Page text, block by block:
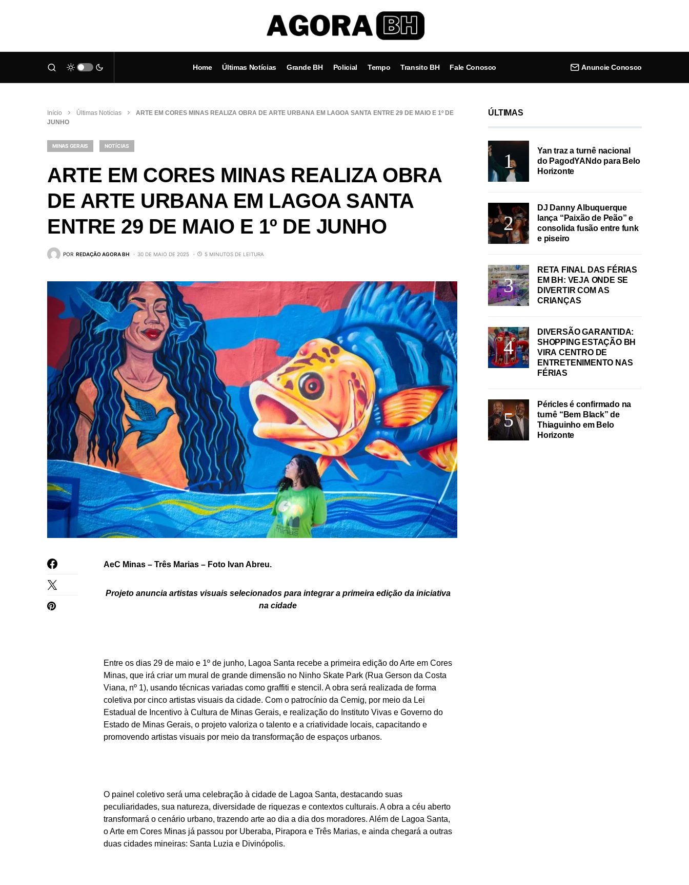
Home Últimas Notícias Grande BH Policial Tempo Transito BH Fale Conosco Anuncie Conosco
Início Últimas Notícias
ARTE EM CORES MINAS REALIZA OBRA DE ARTE URBANA EM LAGOA SANTA ENTRE 29 DE MAIO E 1º DE
JUNHO
MINAS GERAIS NOTÍCIAS
ARTE EM CORES MINAS REALIZA OBRA
DE ARTE URBANA EM LAGOA SANTA
ENTRE 29 DE MAIO E 1º DE JUNHO
POR REDAÇÃO AGORA BH 30 DE MAIO DE 2025 5 MINUTOS DE LEITURA
AeC Minas – Três Marias – Foto Ivan Abreu.
Projeto anuncia artistas visuais selecionados para integrar a primeira edição da iniciativa
na cidade
Entre os dias 29 de maio e 1º de junho, Lagoa Santa recebe a primeira edição do Arte em Cores
Minas, que irá criar um mural de grande dimensão no Ninho Skate Park (Rua Gerson da Costa
Viana, nº 1), usando técnicas variadas como graffiti e stencil. A obra será realizada de forma
coletiva por cinco artistas visuais da cidade. Com o patrocínio da Cemig, por meio da Lei
Estadual de Incentivo à Cultura de Minas Gerais, e realização do Instituto Vivas e Governo do
Estado de Minas Gerais, o projeto valoriza o talento e a criatividade locais, capacitando e
promovendo artistas visuais por meio da transformação de espaços urbanos.
O painel coletivo será uma celebração à cidade de Lagoa Santa, destacando suas
peculiaridades, sua natureza, diversidade de riquezas e contextos culturais. A obra a céu aberto
transformará o cenário urbano, trazendo arte ao dia a dia dos moradores. Além de Lagoa Santa,
o Arte em Cores Minas já passou por Uberaba, Pirapora e Três Marias, e ainda chegará a outras
duas cidades mineiras: Santa Luzia e Divinópolis.
ÚLTIMAS
Yan traz a turnê nacional
do PagodYANdo para Belo
Horizonte
DJ Danny Albuquerque
lança “Paixão de Peão” e
consolida fusão entre funk
e piseiro
RETA FINAL DAS FÉRIAS
EM BH: VEJA ONDE SE
DIVERTIR COM AS
CRIANÇAS
DIVERSÃO GARANTIDA:
SHOPPING ESTAÇÃO BH
VIRA CENTRO DE
ENTRETENIMENTO NAS
FÉRIAS
Péricles é confirmado na
turnê “Bem Black” de
Thiaguinho em Belo
Horizonte